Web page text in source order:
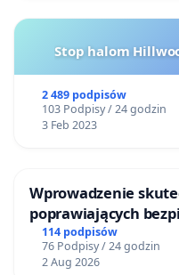
Stop halom
2 489 podpisów
103 Podpisy / 24 godzin
3 Feb 2023
Wprowadzenie
poprawiających
Żeromskiego w
114 podpisów
76 Podpisy / 24 godzin
2 Aug 2026